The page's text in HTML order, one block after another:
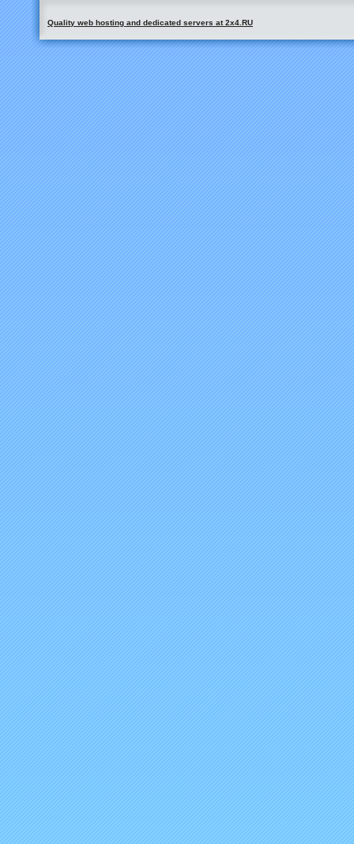
Quality web hosting and dedicated servers at 2x4.RU